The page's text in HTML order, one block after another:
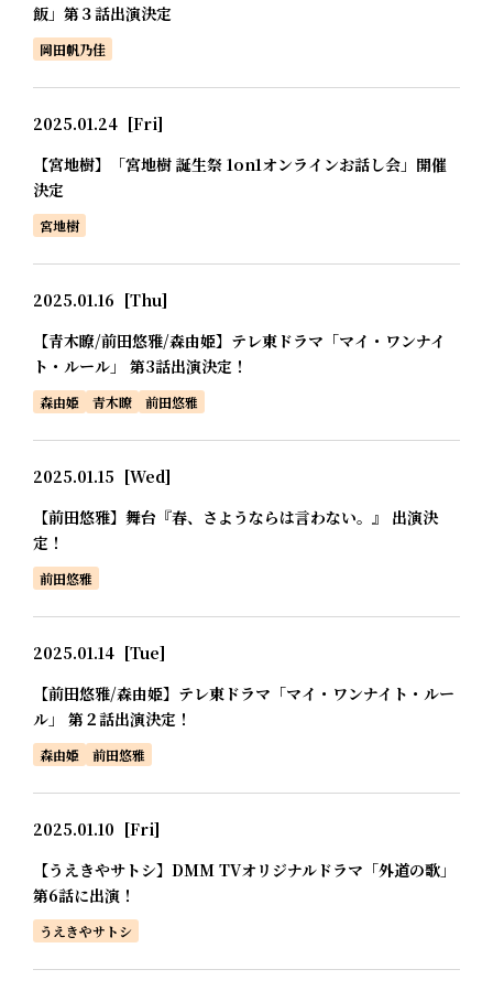
飯」第３話出演決定
岡田帆乃佳
2025.01.24 [Fri]
【宮地樹】「宮地樹 誕生祭 1on1オンラインお話し会」開催
決定
宮地樹
2025.01.16 [Thu]
【青木瞭/前田悠雅/森由姫】テレ東ドラマ「マイ・ワンナイ
ト・ルール」 第3話出演決定！
森由姫 青木瞭 前田悠雅
2025.01.15 [Wed]
【前田悠雅】舞台『春、さようならは言わない。』 出演決
定！
前田悠雅
2025.01.14 [Tue]
【前田悠雅/森由姫】テレ東ドラマ「マイ・ワンナイト・ルー
ル」 第２話出演決定！
森由姫 前田悠雅
2025.01.10 [Fri]
【うえきやサトシ】DMM TVオリジナルドラマ「外道の歌」
第6話に出演！
うえきやサトシ